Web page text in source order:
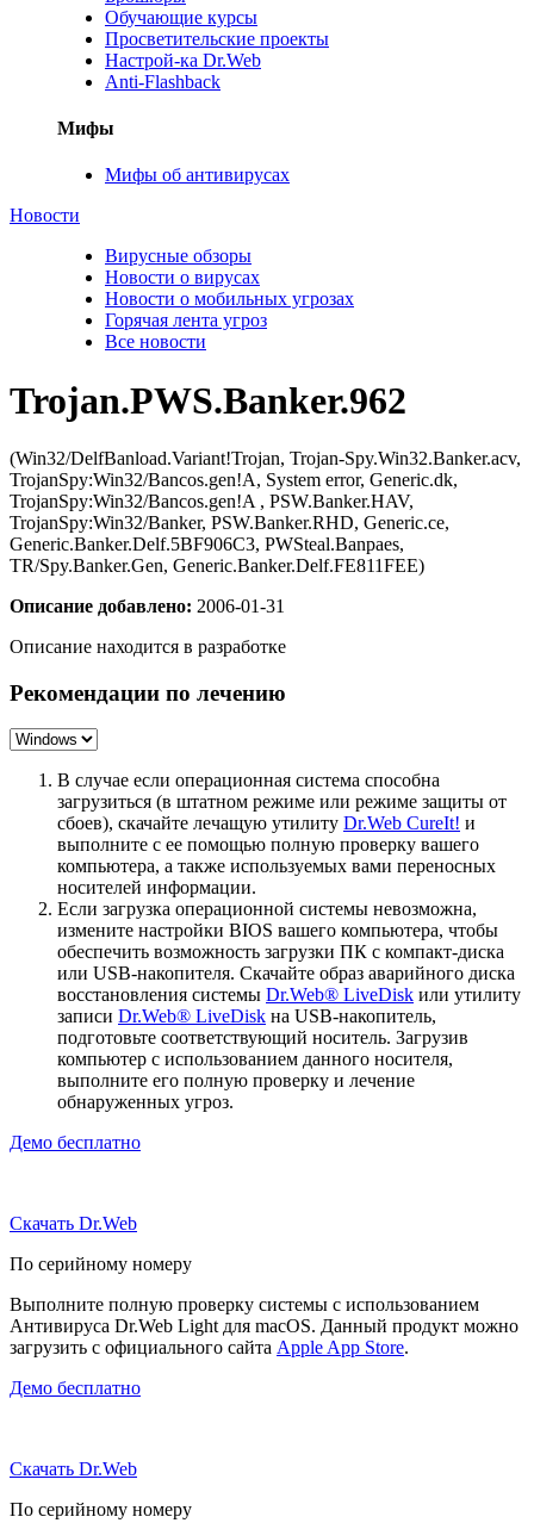
Обучающие курсы
Просветительские проекты
Настрой-ка Dr.Web
Anti-Flashback
Мифы
Мифы об антивирусах
Новости
Вирусные обзоры
Новости о вирусах
Новости о мобильных угрозах
Горячая лента угроз
Все новости
Trojan.PWS.Banker.962
(Win32/DelfBanload.Variant!Trojan, Trojan-Spy.Win32.Banker.acv,
TrojanSpy:Win32/Bancos.gen!A, System error, Generic.dk,
TrojanSpy:Win32/Bancos.gen!A , PSW.Banker.HAV,
TrojanSpy:Win32/Banker, PSW.Banker.RHD, Generic.ce,
Generic.Banker.Delf.5BF906C3, PWSteal.Banpaes,
TR/Spy.Banker.Gen, Generic.Banker.Delf.FE811FEE)
Описание добавлено: 2006-01-31
Описание находится в разработке
Рекомендации по лечению
В случае если операционная система способна
загрузиться (в штатном режиме или режиме защиты от
сбоев), скачайте лечащую утилиту Dr.Web CureIt! и
выполните с ее помощью полную проверку вашего
компьютера, а также используемых вами переносных
носителей информации.
Если загрузка операционной системы невозможна,
измените настройки BIOS вашего компьютера, чтобы
обеспечить возможность загрузки ПК с компакт-диска
или USB-накопителя. Скачайте образ аварийного диска
восстановления системы Dr.Web® LiveDisk или утилиту
записи Dr.Web® LiveDisk на USB-накопитель,
подготовьте соответствующий носитель. Загрузив
компьютер с использованием данного носителя,
выполните его полную проверку и лечение
обнаруженных угроз.
Демо бесплатно
Скачать Dr.Web
По серийному номеру
Выполните полную проверку системы с использованием
Антивируса Dr.Web Light для macOS. Данный продукт можно
загрузить с официального сайта Apple App Store.
Демо бесплатно
Скачать Dr.Web
По серийному номеру